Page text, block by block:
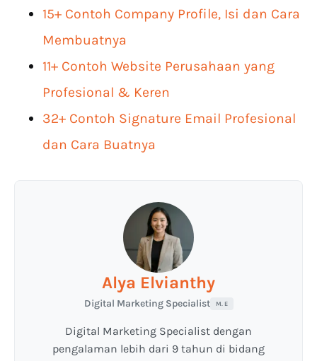
15+ Contoh Company Profile, Isi dan Cara
Membuatnya
11+ Contoh Website Perusahaan yang
Profesional & Keren
32+ Contoh Signature Email Profesional
dan Cara Buatnya
Alya Elvianthy
Digital Marketing Specialist M. E
Digital Marketing Specialist dengan
pengalaman lebih dari 9 tahun di bidang